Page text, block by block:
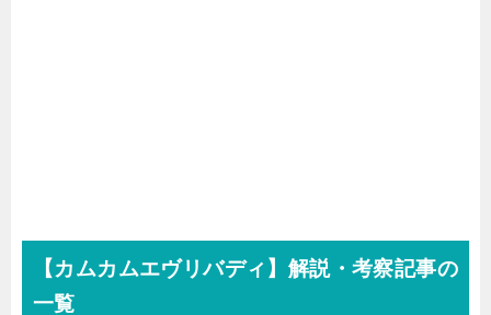
【カムカムエヴリバディ】解説・考察記事の
一覧